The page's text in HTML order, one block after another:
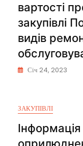
вартості
закупівлі
видів
Січ 24, 2023
ЗАКУПІВЛІ